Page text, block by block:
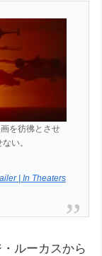
を彷彿とさせ
い。
| In Theaters
ルーカスから